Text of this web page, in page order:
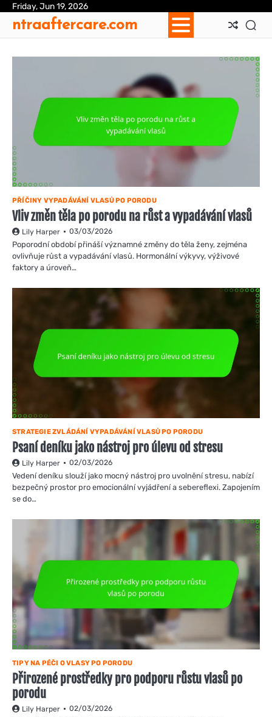
Skip
content
Friday, Jun 19, 2026
ntraaftercare.com
PŘÍČINY VYPADÁVÁNÍ VLASŮ PO PORODU
Vliv změn těla po porodu na růst a vypadávání vlasů
Lily Harper 03/03/2026
Poporodní období přináší významné změny do těla ženy, zejména
ovlivňuje růst a vypadávání vlasů. Hormonální výkyvy, výživové
faktory a úroveň…
STRATEGIE ZVLÁDÁNÍ VYPADÁVÁNÍ VLASŮ PO PORODU
Psaní deníku jako nástroj pro úlevu od stresu
Lily Harper 02/03/2026
Vedení deníku slouží jako mocný nástroj pro uvolnění stresu, nabízí
bezpečný prostor pro emocionální vyjádření a sebereflexi. Zapojením
se do…
TIPY NA PÉČI O VLASY PO PORODU
Přirozené prostředky pro podporu růstu vlasů po
porodu
Lily Harper 02/03/2026